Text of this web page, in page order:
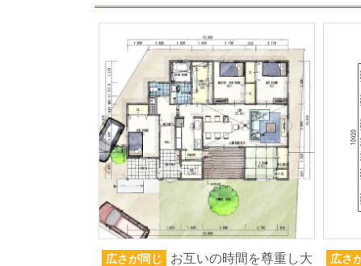
広さが同じ
お互いの時間を尊重し大
広さ